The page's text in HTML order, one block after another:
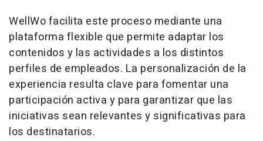
WellWo facilita este proceso mediante una
plataforma flexible que permite adaptar los
contenidos y las actividades a los distintos
perfiles de empleados. La personalización de la
experiencia resulta clave para fomentar una
participación activa y para garantizar que las
iniciativas sean relevantes y significativas para
los destinatarios.